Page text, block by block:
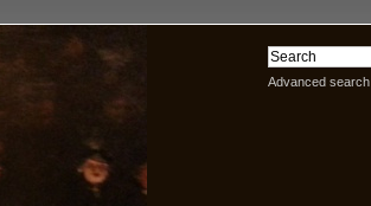
Advanced search